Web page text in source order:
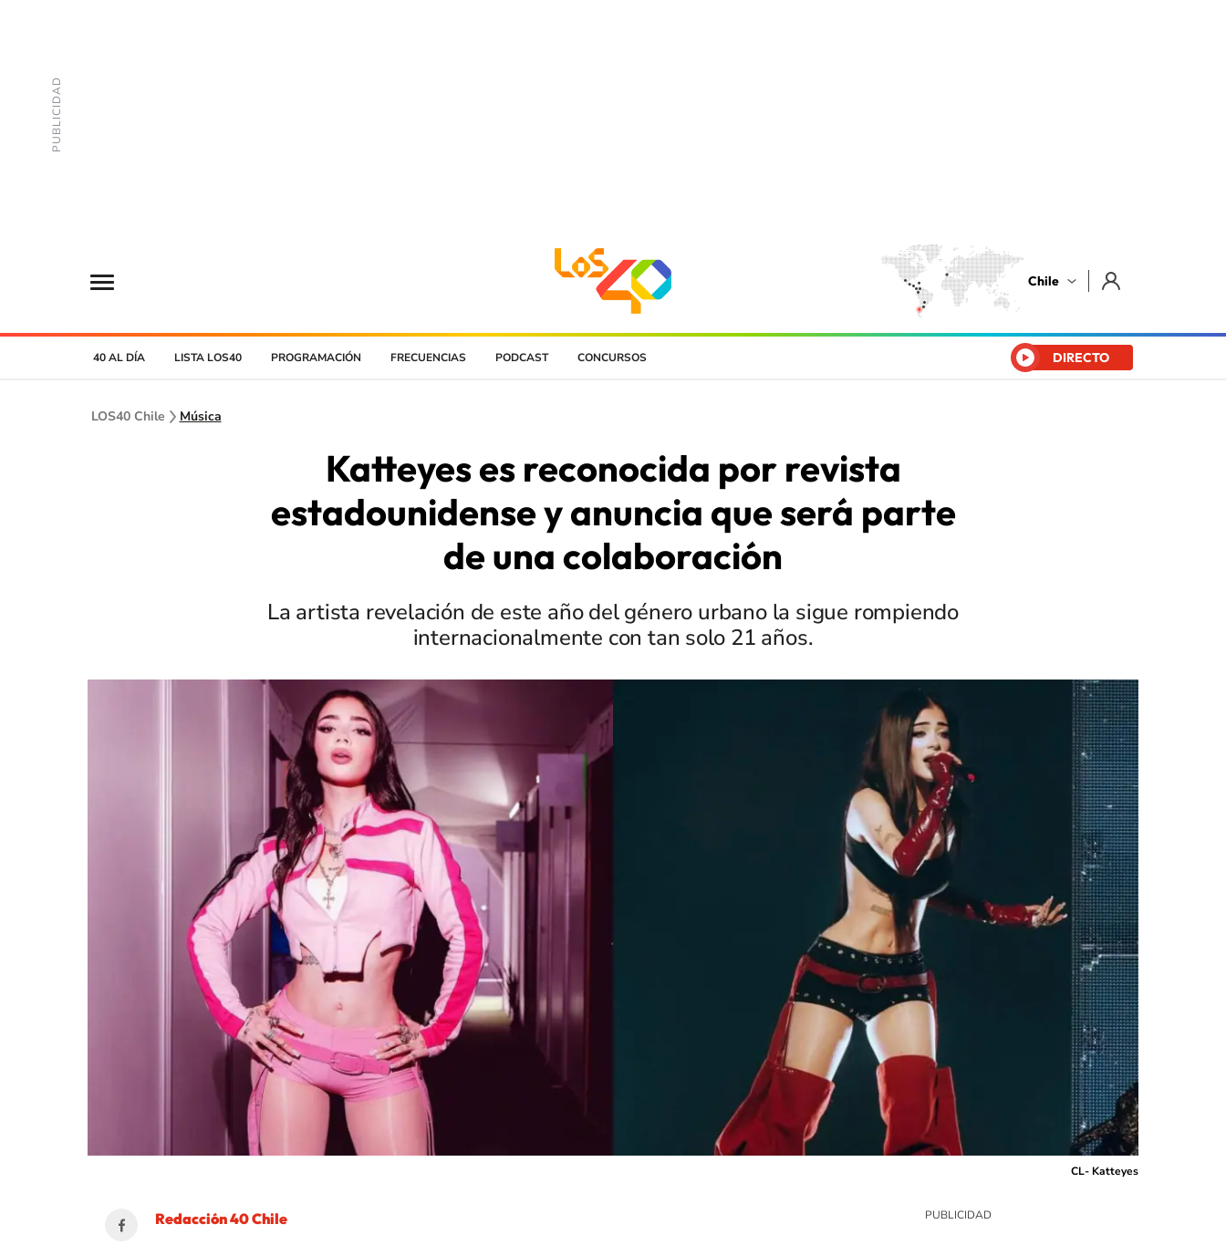
Chile
40 AL DÍA LISTA LOS40 PROGRAMACIÓN FRECUENCIAS PODCAST CONCURSOS DIRECTO
LOS40 Chile Música
Katteyes es reconocida por revista
estadounidense y anuncia que será parte
de una colaboración
La artista revelación de este año del género urbano la sigue rompiendo
internacionalmente con tan solo 21 años.
CL- Katteyes
Redacción 40 Chile